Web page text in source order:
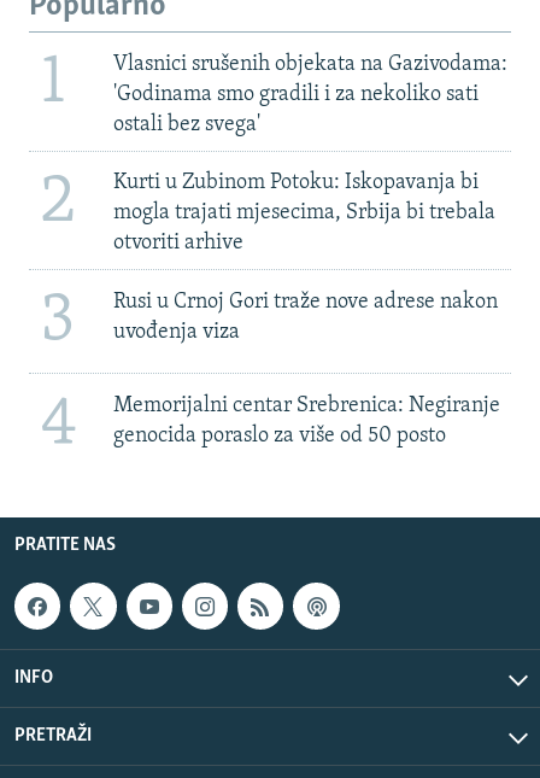
1
Vlasnici srušenih objekata na Gazivodama:
'Godinama smo gradili i za nekoliko sati
ostali bez svega'
2
Kurti u Zubinom Potoku: Iskopavanja bi
mogla trajati mjesecima, Srbija bi trebala
otvoriti arhive
3
Rusi u Crnoj Gori traže nove adrese nakon
uvođenja viza
4
Memorijalni centar Srebrenica: Negiranje
genocida poraslo za više od 50 posto
PRATITE NAS
INFO
PRETRAŽI